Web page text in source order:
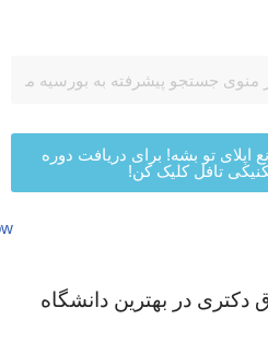
اپلای تو بشه! برای دریافت دوره
تافل کلیک کن!
دکتری در بهترین دانشگاه